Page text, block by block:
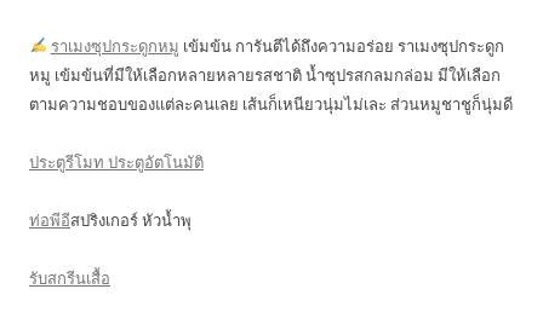
ราเมงซุปกระดูกหมู เข้มข้น การันตีได้ถึงความอร่อย ราเมงซุปกระดูก
หมู เข้มข้นที่มีให้เลือกหลายหลายรสชาติ น้ำซุปรสกลมกล่อม มีให้เลือก
ตามความชอบของแต่ละคนเลย เส้นก็เหนียวนุ่มไม่เละ ส่วนหมูชาชูก็นุ่มดี
ประตูรีโมท ประตูอัตโนมัติ
ท่อพีอีสปริงเกอร์ หัวน้ำพุ
รับสกรีนเสื้อ